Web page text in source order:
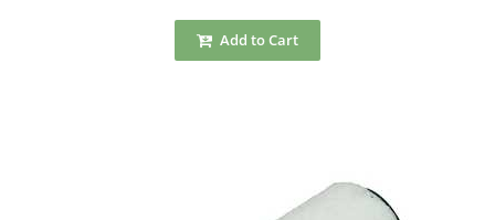
Add to Cart